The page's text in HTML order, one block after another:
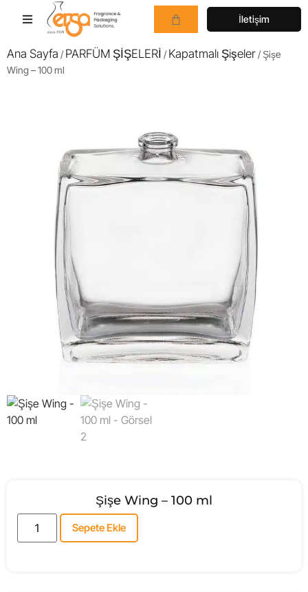
İletişim
Ana Sayfa /PARFÜM ŞİŞELERİ /Kapatmalı Şişeler/ Şişe
Wing – 100 ml
Şişe Wing – 100 ml
Sepete Ekle